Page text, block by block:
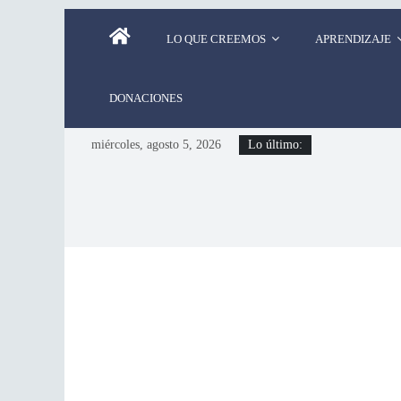
LO QUE CREEMOS APRENDIZAJE
DONACIONES
miércoles, agosto 5, 2026 Lo último: